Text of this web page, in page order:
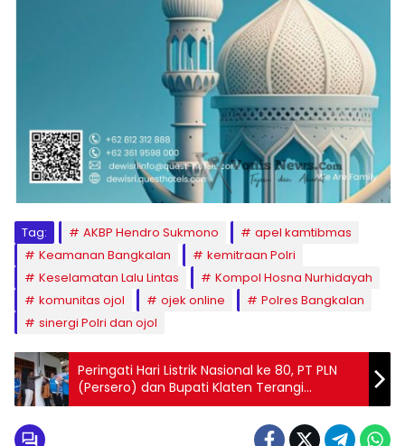
Tag: AKBP Hendro Sukmono
apel kamtibmas
Keamanan Bangkalan
kemitraan Polri
Keselamatan Lalu Lintas
Kompol Hosna Nurhidayah
komunitas ojol
ojek online
Polres Bangkalan
sinergi Polri dan ojol
Peringati Hari Listrik Nasional ke 80, PT PLN
(Persero) dan Bupati Klaten Terangi
Harapan Kab Klaten